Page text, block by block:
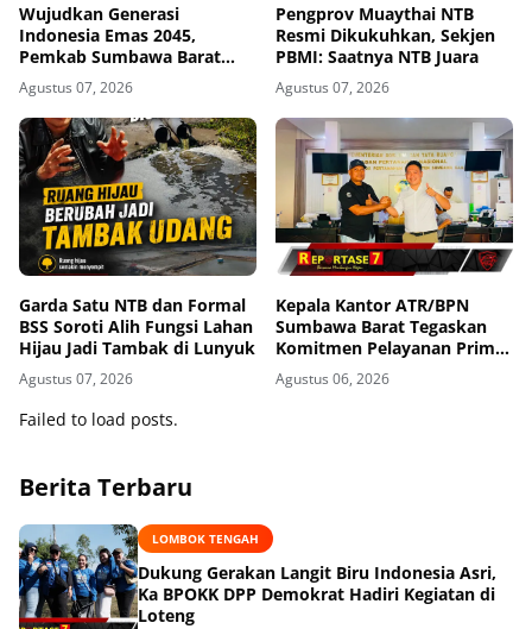
Wujudkan Generasi
Indonesia Emas 2045,
Pemkab Sumbawa Barat
Perkuat Komitmen Lewat
Seminar Kesehatan 1.000
HPK
Agustus 07, 2026
Pengprov Muaythai NTB
Resmi Dikukuhkan, Sekjen
PBMI: Saatnya NTB Juara
Agustus 07, 2026
Garda Satu NTB dan Formal
BSS Soroti Alih Fungsi Lahan
Hijau Jadi Tambak di Lunyuk
Agustus 07, 2026
Kepala Kantor ATR/BPN
Sumbawa Barat Tegaskan
Komitmen Pelayanan Prima
dan Buka Pintu Pengaduan
Masyarakat
Agustus 06, 2026
Failed to load posts.
Berita Terbaru
LOMBOK TENGAH
Dukung Gerakan Langit Biru Indonesia Asri,
Ka BPOKK DPP Demokrat Hadiri Kegiatan di
Loteng